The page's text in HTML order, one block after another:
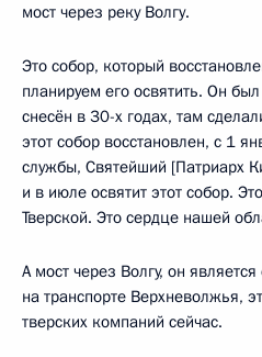
мост через реку Волгу.
Это собор, который
планируем его освятить. Он
снесён в 30-х годах, там
этот собор восстановлен, с 1
службы, Святейший [Патриарх
и в июле освятит этот собор.
Тверской. Это сердце нашей
А мост через Волгу, он
на транспорте Верхневолжья,
тверских компаний сейчас.